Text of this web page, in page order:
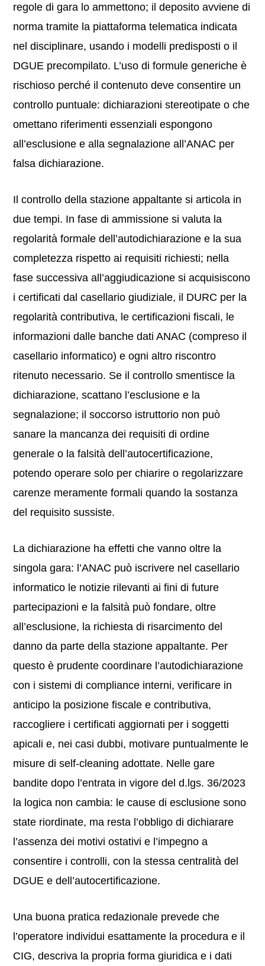
regole di gara lo ammettono; il deposito avviene di
norma tramite la piattaforma telematica indicata
nel disciplinare, usando i modelli predisposti o il
DGUE precompilato. L’uso di formule generiche è
rischioso perché il contenuto deve consentire un
controllo puntuale: dichiarazioni stereotipate o che
omettano riferimenti essenziali espongono
all’esclusione e alla segnalazione all’ANAC per
falsa dichiarazione.
Il controllo della stazione appaltante si articola in
due tempi. In fase di ammissione si valuta la
regolarità formale dell’autodichiarazione e la sua
completezza rispetto ai requisiti richiesti; nella
fase successiva all’aggiudicazione si acquisiscono
i certificati dal casellario giudiziale, il DURC per la
regolarità contributiva, le certificazioni fiscali, le
informazioni dalle banche dati ANAC (compreso il
casellario informatico) e ogni altro riscontro
ritenuto necessario. Se il controllo smentisce la
dichiarazione, scattano l’esclusione e la
segnalazione; il soccorso istruttorio non può
sanare la mancanza dei requisiti di ordine
generale o la falsità dell’autocertificazione,
potendo operare solo per chiarire o regolarizzare
carenze meramente formali quando la sostanza
del requisito sussiste.
La dichiarazione ha effetti che vanno oltre la
singola gara: l’ANAC può iscrivere nel casellario
informatico le notizie rilevanti ai fini di future
partecipazioni e la falsità può fondare, oltre
all’esclusione, la richiesta di risarcimento del
danno da parte della stazione appaltante. Per
questo è prudente coordinare l’autodichiarazione
con i sistemi di compliance interni, verificare in
anticipo la posizione fiscale e contributiva,
raccogliere i certificati aggiornati per i soggetti
apicali e, nei casi dubbi, motivare puntualmente le
misure di self-cleaning adottate. Nelle gare
bandite dopo l’entrata in vigore del d.lgs. 36/2023
la logica non cambia: le cause di esclusione sono
state riordinate, ma resta l’obbligo di dichiarare
l’assenza dei motivi ostativi e l’impegno a
consentire i controlli, con la stessa centralità del
DGUE e dell’autocertificazione.
Una buona pratica redazionale prevede che
l’operatore individui esattamente la procedura e il
CIG, descriva la propria forma giuridica e i dati